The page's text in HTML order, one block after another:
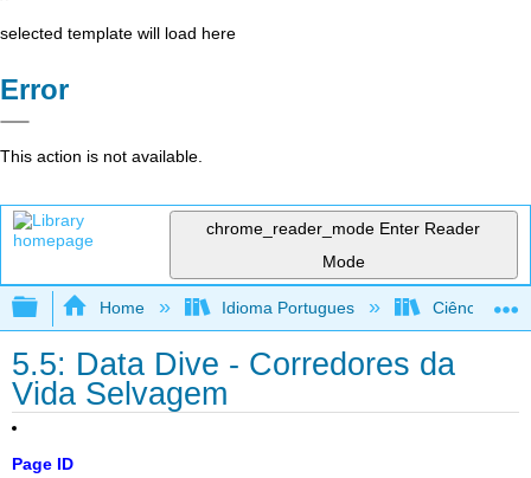
selected template will load here
Error
This action is not available.
chrome_reader_mode Enter Reader
Mode
Expand/collapse global hierarchy
Home Idioma Portugues Ciência
5.5: Data Dive - Corredores da
Vida Selvagem
Page ID